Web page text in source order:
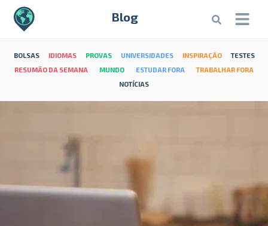
Blog
BOLSAS IDIOMAS PROVAS UNIVERSIDADES INSPIRAÇÃO
TESTES
RESUMÃO DA SEMANA
MUNDO ESTUDAR FORA
TRABALHAR FORA
NOTÍCIAS